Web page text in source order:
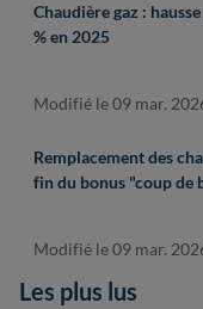
Chaudière gaz :
% en 2025
Modifié le 09 mar.
Remplacement des
fin du bonus "coup de
Modifié le 09 mar.
Les plus lus